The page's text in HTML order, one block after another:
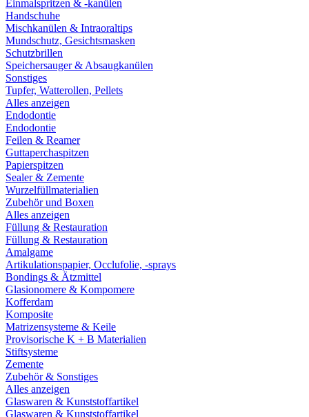
Einmalspritzen & -kanülen
Handschuhe
Mischkanülen & Intraoraltips
Mundschutz, Gesichtsmasken
Schutzbrillen
Speichersauger & Absaugkanülen
Sonstiges
Tupfer, Watterollen, Pellets
Alles anzeigen
Endodontie
Endodontie
Feilen & Reamer
Guttaperchaspitzen
Papierspitzen
Sealer & Zemente
Wurzelfüllmaterialien
Zubehör und Boxen
Alles anzeigen
Füllung & Restauration
Füllung & Restauration
Amalgame
Artikulationspapier, Occlufolie, -sprays
Bondings & Ätzmittel
Glasionomere & Kompomere
Kofferdam
Komposite
Matrizensysteme & Keile
Provisorische K + B Materialien
Stiftsysteme
Zemente
Zubehör & Sonstiges
Alles anzeigen
Glaswaren & Kunststoffartikel
Glaswaren & Kunststoffartikel